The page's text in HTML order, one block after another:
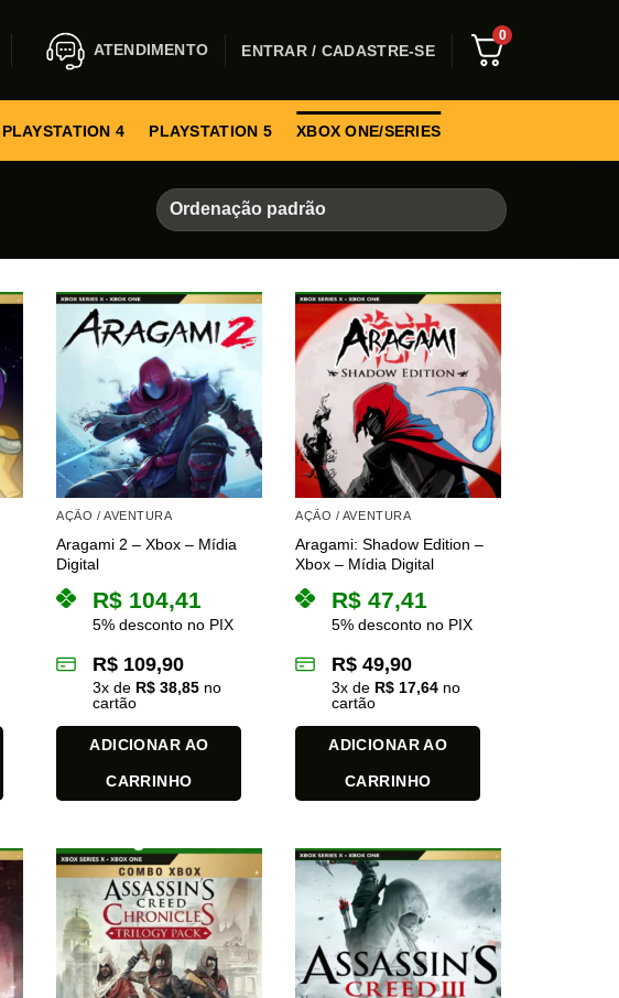
ATENDIMENTO ENTRAR / CADASTRE-SE
0
PLAYSTATION 4 PLAYSTATION 5 XBOX ONE/SERIES
AÇÃO / AVENTURA
Aragami 2 – Xbox – Mídia
Digital
R$ 104,41
5% desconto no PIX
R$ 109,90
3x de R$ 38,85 no
cartão
ADICIONAR AO
CARRINHO
AÇÃO / AVENTURA
Aragami: Shadow Edition –
Xbox – Mídia Digital
R$ 47,41
5% desconto no PIX
R$ 49,90
3x de R$ 17,64 no
cartão
ADICIONAR AO
CARRINHO